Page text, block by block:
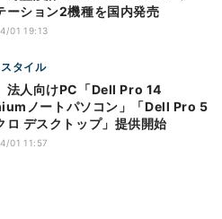
ーション2機種を国内発売
01 19:13
タイル
法人向けPC「Dell Pro 14
ノートパソコン」「Dell Pro 5
ロ デスクトップ」提供開始
01 11:57